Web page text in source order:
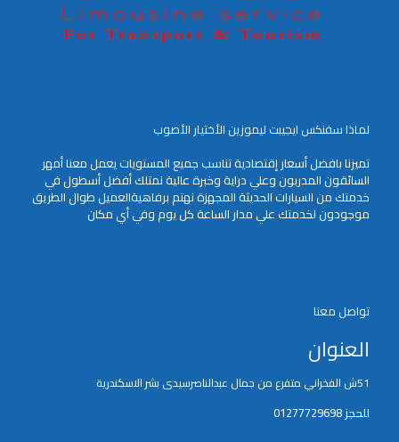
لماذا سفنكس ايجيبت ليموزين الأختيار الأصوب
تميزنا بافضل أسعار إقتصادية تناسب جميع المستويات يعمل معنا أمهر
السائقون المدربون وعلي دراية وخبرة عالية نمتلك أفضل أسطول في
خدمتك من السيارات الحديثة المجهزة نهتم برفاهيةالعميل طوال الطريق
موجودون لخدمتك علي مدار الساعة كل يوم وفي أي مكان
تواصل معنا
العنوان
51ش الفخراني متفرع من جمال عبدالناصرسيدى بشر الاسكندرية
للحجز 01277729698